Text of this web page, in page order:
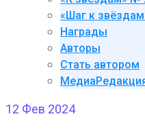
«Шаг к
Награды
Авторы
Стать автором
12 Фев 2024